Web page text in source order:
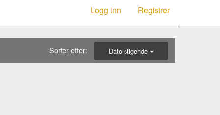
Logg inn Registrer
Sorter etter: Dato stigende